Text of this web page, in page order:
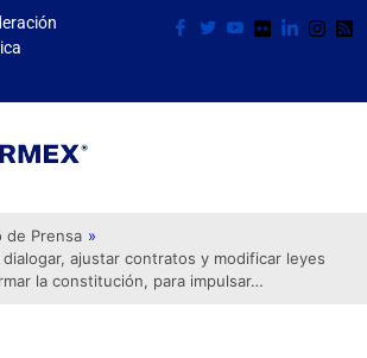
de Prensa »
dialogar, ajustar contratos y modificar leyes
la constitución, para impulsar…